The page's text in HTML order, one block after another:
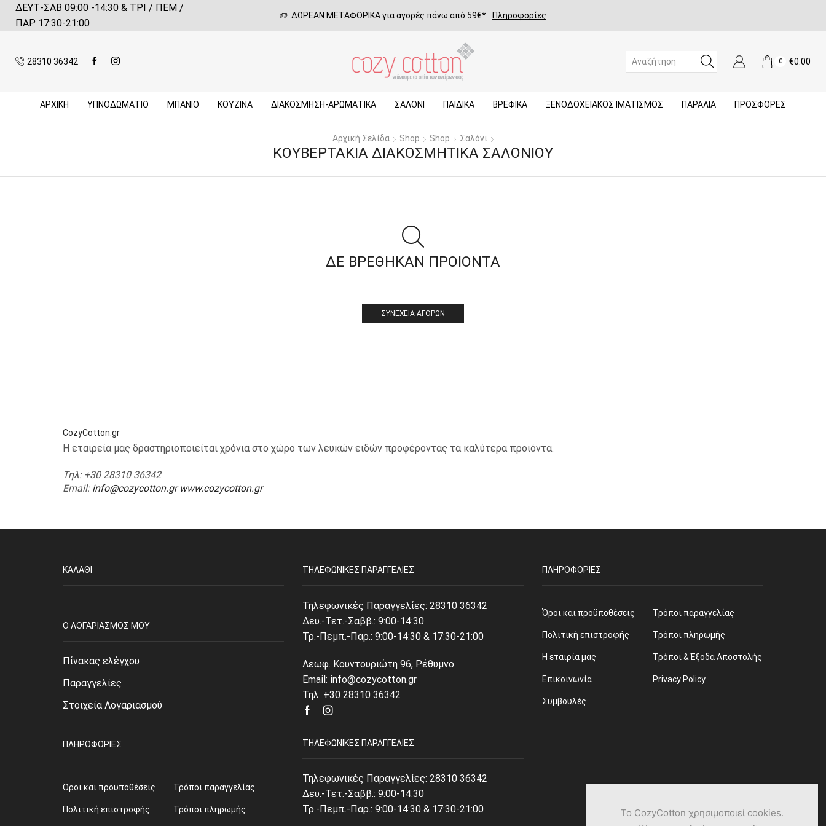
ΔΕΥΤ-ΣΑΒ 09:00 -14:30 & ΤΡΙ / ΠΕΜ /
ΠΑΡ 17:30-21:00
ΔΩΡΕΑΝ ΜΕΤΑΦΟΡΙΚΑ για αγορές πάνω από 59€* Πληροφορίες
28310 36342
SEARCH
0 €0.00
ΑΡΧΙΚΉ ΥΠΝΟΔΩΜΑΤΙΟ ΜΠΆΝΙΟ ΚΟΥΖΊΝΑ ΔΙΑΚΟΣΜΗΣΗ-ΑΡΩΜΑΤΙΚΑ ΣΑΛΌΝΙ ΠΑΙΔΙΚΆ ΒΡΕΦΙΚΆ ΞΕΝΟΔΟΧΕΙΑΚΌΣ ΙΜΑΤΙΣΜΌΣ ΠΑΡΑΛΙΑ ΠΡΟΣΦΟΡΈΣ
Αρχική Σελίδα Shop Shop Σαλόνι
ΚΟΥΒΕΡΤΆΚΙΑ ΔΙΑΚΟΣΜΗΤΙΚΆ ΣΑΛΟΝΙΟΎ
ΔΕ ΒΡΕΘΗΚΑΝ ΠΡΟΙΟΝΤΑ
ΣΥΝΈΧΕΙΑ ΑΓΟΡΏΝ
CozyCotton.gr
Η εταιρεία μας δραστηριοποιείται χρόνια στο χώρο των λευκών ειδών προφέροντας τα καλύτερα προιόντα.
Τηλ: +30 28310 36342
Email: info@cozycotton.gr www.cozycotton.gr
ΚΑΛΆΘΙ
O ΛΟΓΑΡΙΑΣΜΌΣ ΜΟΥ
Πίνακας ελέγχου
Παραγγελίες
Στοιχεία Λογαριασμού
ΠΛΗΡΟΦΟΡΊΕΣ
Όροι και προϋποθέσεις
Πολιτική επιστροφής
Τρόποι παραγγελίας
Τρόποι πληρωμής
ΤΗΛΕΦΩΝΙΚΈΣ ΠΑΡΑΓΓΕΛΊΕΣ
Τηλεφωνικές Παραγγελίες: 28310 36342
Δευ.-Τετ.-Σαββ.: 9:00-14:30
Τρ.-Πεμπ.-Παρ.: 9:00-14:30 & 17:30-21:00
Λεωφ. Κουντουριώτη 96, Ρέθυμνο
Email: info@cozycotton.gr
Τηλ: +30 28310 36342
FacebookInstagram
ΤΗΛΕΦΩΝΙΚΈΣ ΠΑΡΑΓΓΕΛΊΕΣ
Τηλεφωνικές Παραγγελίες: 28310 36342
Δευ.-Τετ.-Σαββ.: 9:00-14:30
Τρ.-Πεμπ.-Παρ.: 9:00-14:30 & 17:30-21:00
ΠΛΗΡΟΦΟΡΊΕΣ
Όροι και προϋποθέσεις
Πολιτική επιστροφής
Η εταιρία μας
Επικοινωνία
Συμβουλές
Τρόποι παραγγελίας
Τρόποι πληρωμής
Τρόποι & Έξοδα Αποστολής
Privacy Policy
Το CozyCotton χρησιμοποιεί cookies.